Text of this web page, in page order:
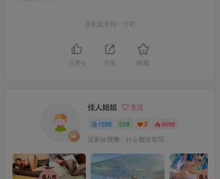
三刀刀miido – NO.036 圣诞小鹿 [30P-395MB]
三刀刀miido – NO.035 巴尔的摩赛车娘 [36P-538MB]
三刀刀miido – NO.034 情人节男友衬衣[47P-131.7M]
喜欢就支持一下吧
点赞 0 分享 收藏
佳人姐姐 关注
1595 0 3 9698
这家伙很懒，什么都没有写...